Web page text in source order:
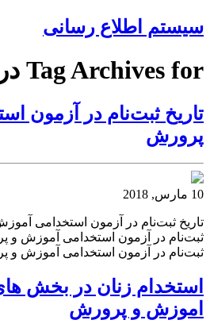
سیستم اطلاع رسانی
Tag Archives for در پرورش
تاریخ ثبت‌نام در آزمون
پرورش
10 مارس, 2018
ثبت‌نام در آزمون استخدامی آموزش و
استخدام زنان در بخش
اموزش و پرورش